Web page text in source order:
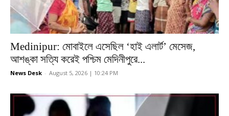
Medinipur: মোবাইলে এসেছিল ‘হাই এলার্ট’ মেসেজ,
আশঙ্কা সত্যি করেই পশ্চিম মেদিনীপুরে...
News Desk - August 5, 2026 | 10:24 PM